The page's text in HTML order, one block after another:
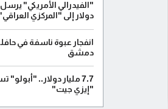
دولار إلى "المركزي
انفجار عبوة ناسفة في
دمشق
7.7 مليار دولار..
"إيزي جيت"